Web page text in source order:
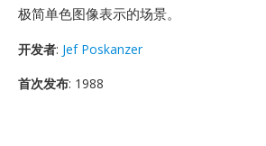
极简单色图像表示的场景。
开发者: Jef Poskanzer
首次发布: 1988